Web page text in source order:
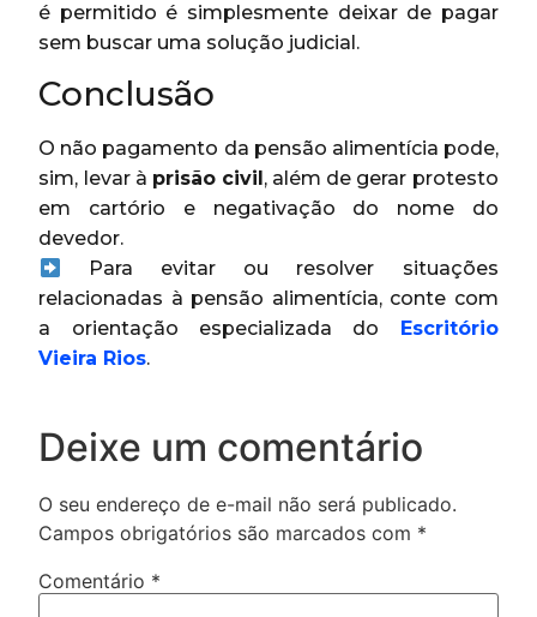
é permitido é simplesmente deixar de pagar
sem buscar uma solução judicial.
Conclusão
O não pagamento da pensão alimentícia pode,
sim, levar à prisão civil , além de gerar protesto
em cartório e negativação do nome do
devedor.
Para evitar ou resolver situações
relacionadas à pensão alimentícia, conte com
a orientação especializada do
Escritório
Vieira Rios.
Deixe um comentário
O seu endereço de e-mail não será publicado.
Campos obrigatórios são marcados com *
Comentário *